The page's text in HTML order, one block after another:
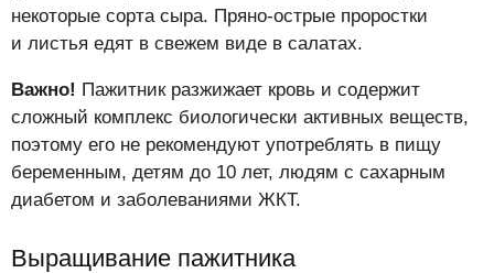
некоторые сорта сыра. Пряно-острые проростки
и листья едят в свежем виде в салатах.
Важно! Пажитник разжижает кровь и содержит
сложный комплекс биологически активных веществ,
поэтому его не рекомендуют употреблять в пищу
беременным, детям до 10 лет, людям с сахарным
диабетом и заболеваниями ЖКТ.
Выращивание пажитника